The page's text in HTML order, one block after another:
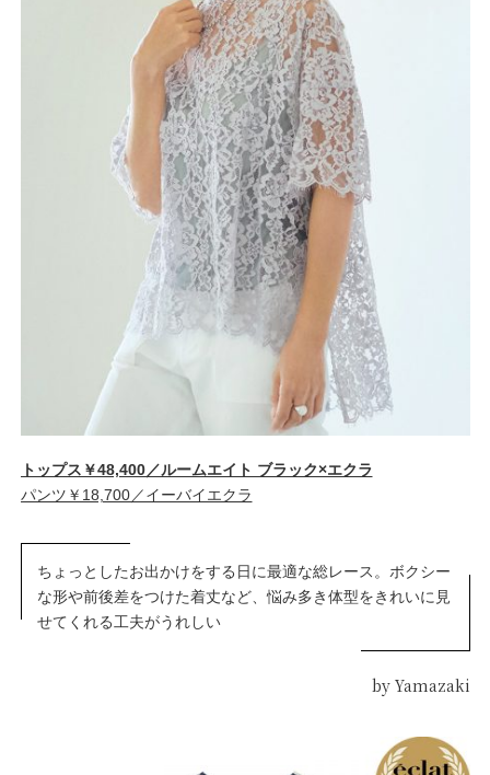
トップス￥48,400／ルームエイト ブラック×エクラ
パンツ￥18,700／イーバイエクラ
ちょっとしたお出かけをする日に最適な総レース。ボクシー
な形や前後差をつけた着丈など、悩み多き体型をきれいに見
せてくれる工夫がうれしい
by Yamazaki